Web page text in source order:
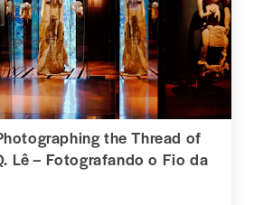
the Thread of
Lê – Fotografando o Fio da